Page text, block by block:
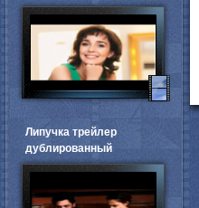
Липучка трейлер
дублированный